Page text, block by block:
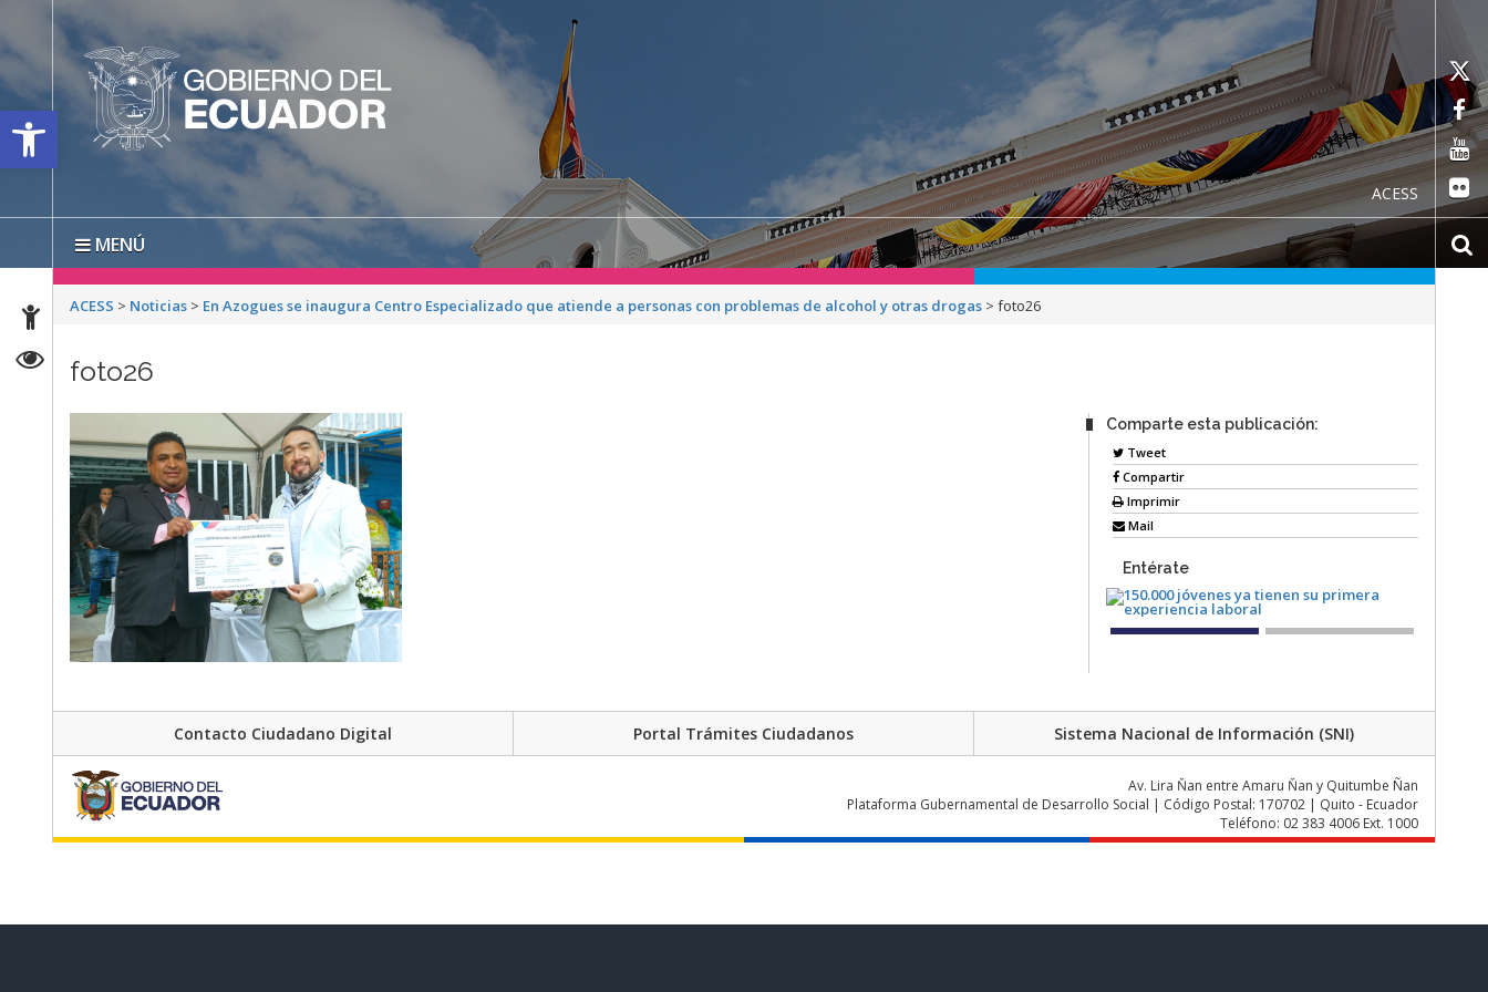
Open toolbar
ACESS
MENÚ
ACESS > Noticias > En Azogues se inaugura Centro Especializado que atiende a personas con problemas de alcohol y otras drogas >foto26
foto26
Comparte esta publicación:
Tweet
Compartir
Imprimir
Mail
Entérate
Contacto Ciudadano Digital Portal Trámites Ciudadanos Sistema Nacional de Información (SNI)
Av. Lira Ňan entre Amaru Ňan y Quitumbe Ñan
Plataforma Gubernamental de Desarrollo Social | Código Postal: 170702 | Quito - Ecuador
Teléfono: 02 383 4006 Ext. 1000